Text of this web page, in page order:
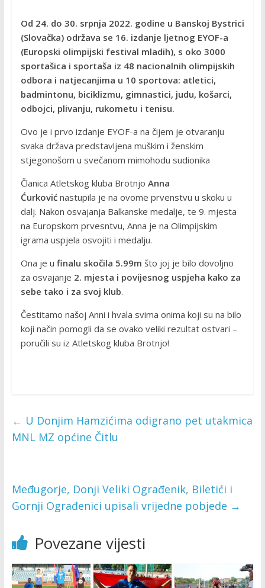
Od 24. do 30. srpnja 2022. godine u Banskoj Bystrici
(Slovačka) održava se 16. izdanje ljetnog EYOF-a
(Europski olimpijski festival mladih), s oko 3000
sportašica i sportaša iz 48 nacionalnih olimpijskih
odbora i natjecanjima u 10 sportova: atletici,
badmintonu, biciklizmu, gimnastici, judu, košarci,
odbojci, plivanju, rukometu i tenisu.
Ovo je i prvo izdanje EYOF-a na čijem je otvaranju
svaka država predstavljena muškim i ženskim
stjegonošom u svečanom mimohodu sudionika
Članica Atletskog kluba Brotnjo Anna
Ćurkovićnastupila je na ovome prvenstvu u skoku u
dalj. Nakon osvajanja Balkanske medalje, te 9. mjesta
na Europskom prvesntvu, Anna je na Olimpijskim
igrama uspjela osvojiti i medalju.
Ona je u finalu skočila 5.99m što joj je bilo dovoljno
za osvajanje 2. mjesta i povijesnog uspjeha kako za
sebe tako i za svoj klub.
Čestitamo našoj Anni i hvala svima onima koji su na bilo
koji način pomogli da se ovako veliki rezultat ostvari –
poručili su iz Atletskog kluba Brotnjo!
← U Donjim Hamzićima odigrano pet utakmica
MNL MZ općine Čitlu
Međugorje, Donji Veliki Ograđenik, Biletići i
Gornji Ograđenici upisali vrijedne pobjede →
Povezane vijesti